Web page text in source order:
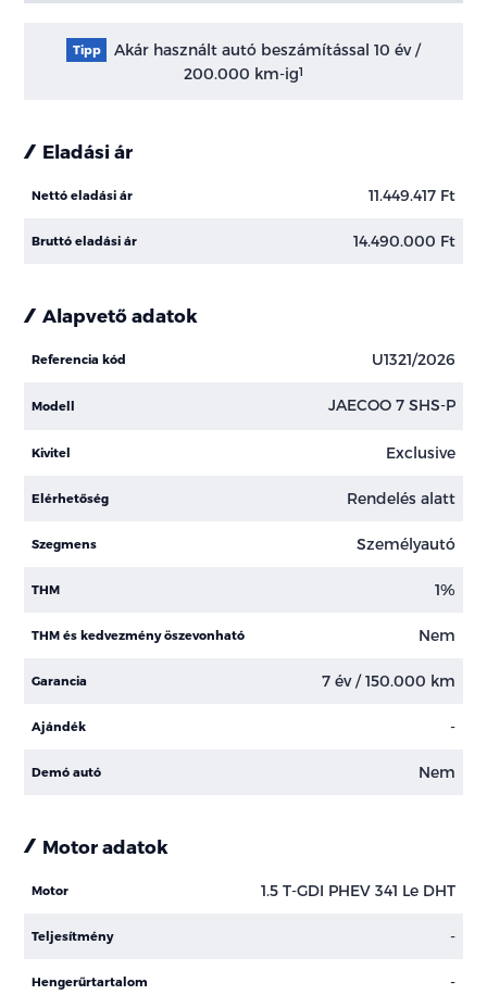
Tipp
Akár használt autó beszámítással 10 év /
200.000 km-ig1
Eladási ár
Nettó eladási ár 11.449.417 Ft
Bruttó eladási ár 14.490.000 Ft
Alapvető adatok
Referencia kód U1321/2026
Modell JAECOO 7 SHS-P
Kivitel Exclusive
Elérhetőség Rendelés alatt
Szegmens Személyautó
THM 1%
THM és kedvezmény öszevonható Nem
Garancia 7 év / 150.000 km
Ajándék -
Demó autó Nem
Motor adatok
Motor 1.5 T-GDI PHEV 341 Le DHT
Teljesítmény -
Hengerűrtartalom -